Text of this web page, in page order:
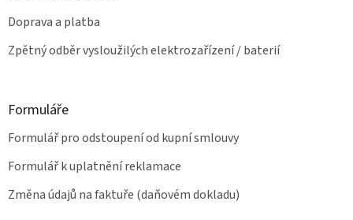
Doprava a platba
Zpětný odběr vysloužilých elektrozařízení / baterií
Formuláře
Formulář pro odstoupení od kupní smlouvy
Formulář k uplatnění reklamace
Změna údajů na faktuře (daňovém dokladu)